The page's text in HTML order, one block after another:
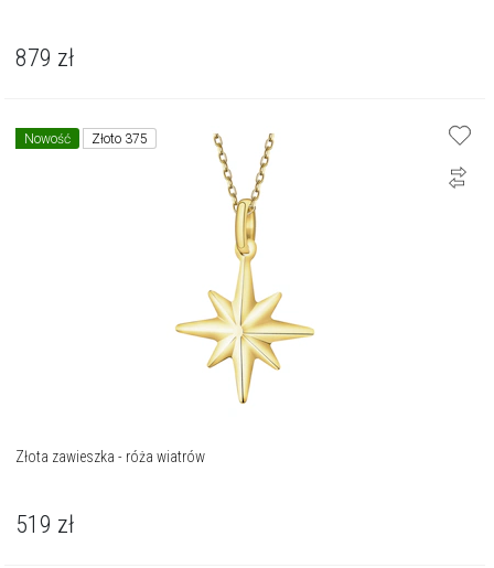
879 zł
Nowość Złoto 375
Złota zawieszka - róża wiatrów
519 zł